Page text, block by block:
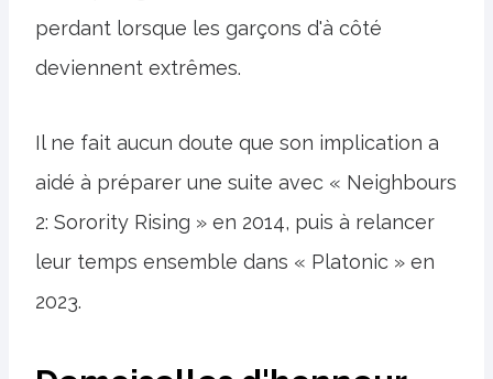
perdant lorsque les garçons d'à côté
deviennent extrêmes.
Il ne fait aucun doute que son implication a
aidé à préparer une suite avec « Neighbours
2: Sorority Rising » en 2014, puis à relancer
leur temps ensemble dans « Platonic » en
2023.